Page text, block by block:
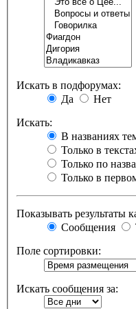
Искать в подфорумах:
Да
Нет
Искать:
В названиях
Только в
Только по
Только в
Показывать результаты
Сообщения
Поле сортировки:
Искать сообщения за: